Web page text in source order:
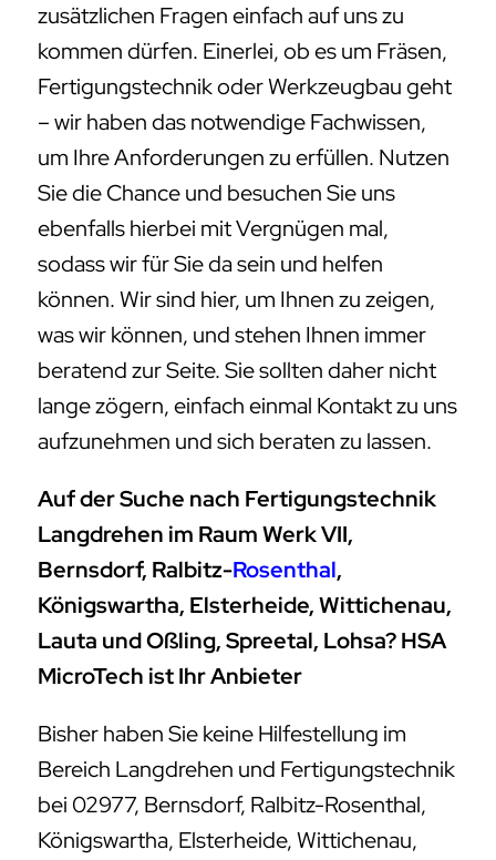
zusätzlichen Fragen einfach auf uns zu
kommen dürfen. Einerlei, ob es um Fräsen,
Fertigungstechnik oder Werkzeugbau geht
– wir haben das notwendige Fachwissen,
um Ihre Anforderungen zu erfüllen. Nutzen
Sie die Chance und besuchen Sie uns
ebenfalls hierbei mit Vergnügen mal,
sodass wir für Sie da sein und helfen
können. Wir sind hier, um Ihnen zu zeigen,
was wir können, und stehen Ihnen immer
beratend zur Seite. Sie sollten daher nicht
lange zögern, einfach einmal Kontakt zu uns
aufzunehmen und sich beraten zu lassen.
Auf der Suche nach Fertigungstechnik
Langdrehen im Raum Werk VII,
Bernsdorf, Ralbitz-Rosenthal,
Königswartha, Elsterheide, Wittichenau,
Lauta und Oßling, Spreetal, Lohsa? HSA
MicroTech ist Ihr Anbieter
Bisher haben Sie keine Hilfestellung im
Bereich Langdrehen und Fertigungstechnik
bei 02977, Bernsdorf, Ralbitz-Rosenthal,
Königswartha, Elsterheide, Wittichenau,